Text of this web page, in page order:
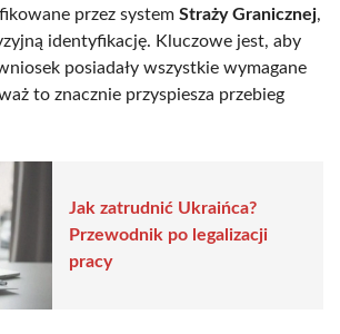
przez system Straży Granicznej,
identyfikację. Kluczowe jest, aby
posiadały wszystkie wymagane
to znacznie przyspiesza przebieg
Jak zatrudnić Ukraińca?
Przewodnik po legalizacji
pracy